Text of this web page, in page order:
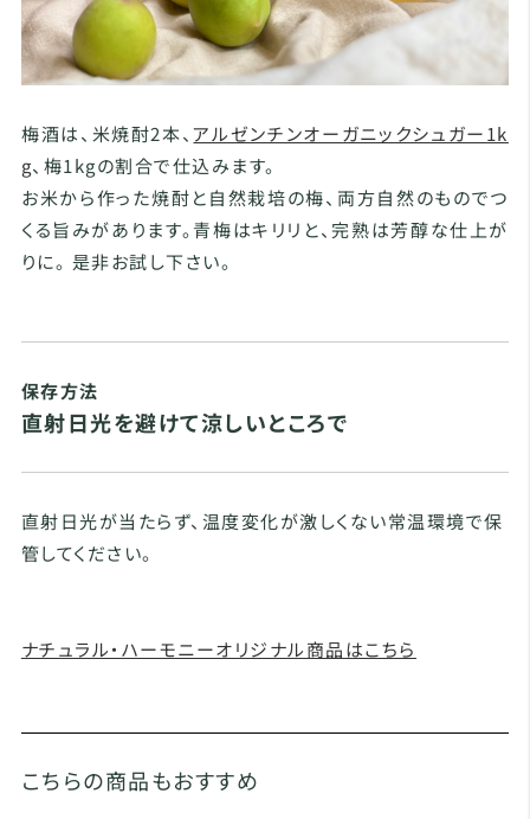
梅酒は、米焼酎2本、アルゼンチンオーガニックシュガー1k
g、梅1kgの割合で仕込みます。
お米から作った焼酎と自然栽培の梅、両方自然のものでつ
くる旨みがあります。青梅はキリリと、完熟は芳醇な仕上が
りに。 是非お試し下さい。
保存方法
直射日光を避けて涼しいところで
直射日光が当たらず、温度変化が激しくない常温環境で保
管してください。
ナチュラル・ハーモニーオリジナル商品はこちら
こちらの商品もおすすめ